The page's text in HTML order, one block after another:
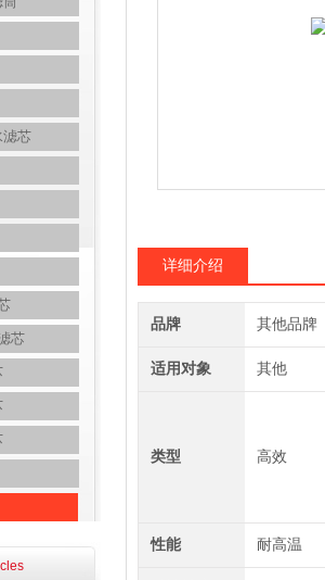
滤芯
芯
详细介绍
品牌 其他品牌
适用对象 其他
类型 高效
性能 耐高温